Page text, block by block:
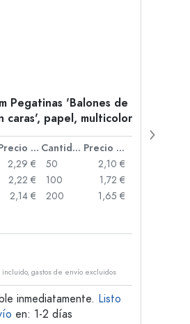
Pegatinas 'Balones de
caras', papel, multicolor
Precio por unidad Cantidad
Precio por unidad
2,29 €
2,22 €
2,14 €
50
2,10 €
100
1,72 €
200
1,65 €
incluido, gastos de envío excluidos
inmediatamente. Listo
en: 1-2 días